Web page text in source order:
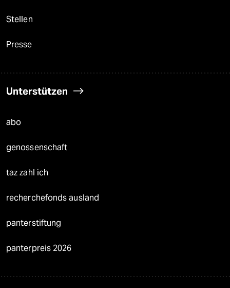
Stellen
Presse
Unterstützen
abo
genossenschaft
taz zahl ich
recherchefonds ausland
panterstiftung
panterpreis 2026